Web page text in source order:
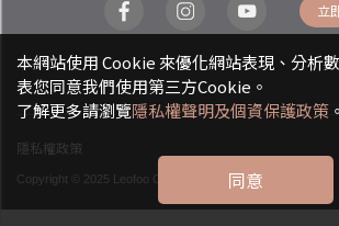
立
隱私權政策
Copyright © 2025 Leofoo CO., LTD. All rights reserved.
本網站使用 Cookie 來優化網站表現、分析
表您同意我們使用第三方Cookie。
了解更多請瀏覽隱私權聲明及個資保護政策 。
同意